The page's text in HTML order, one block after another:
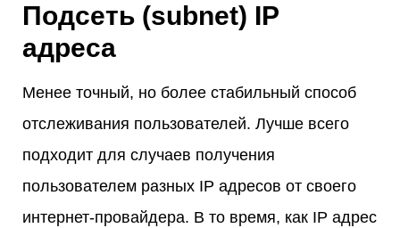
Подсеть (subnet) IP
адреса
Менее точный, но более стабильный способ
отслеживания пользователей. Лучше всего
подходит для случаев получения
пользователем разных IP адресов от своего
интернет-провайдера. В то время, как IP адрес